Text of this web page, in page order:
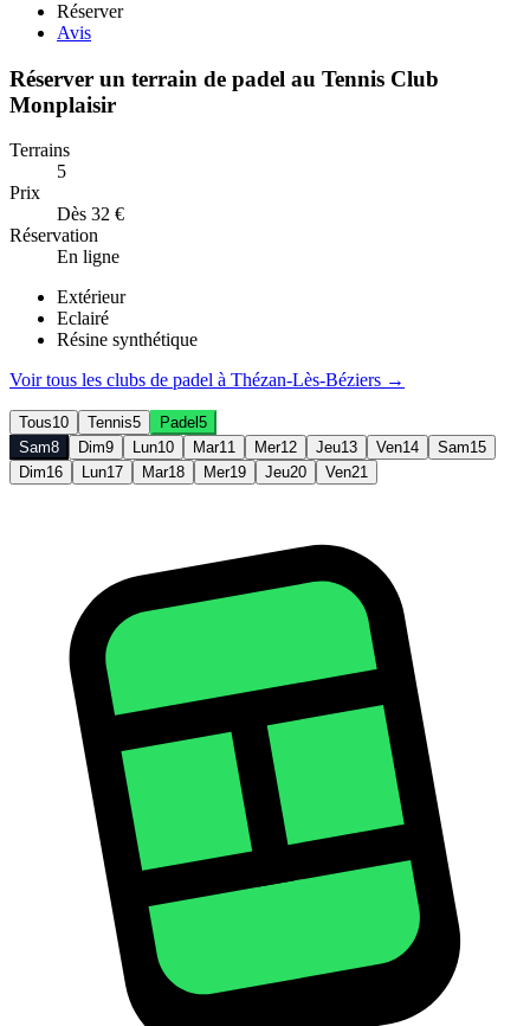
Réserver
Avis
Réserver un terrain de padel au Tennis Club
Monplaisir
Terrains
5
Prix
Dès 32 €
Réservation
En ligne
Extérieur
Eclairé
Résine synthétique
Voir tous les clubs de padel à Thézan-Lès-Béziers →
Tous10 Tennis5 Padel 5
Sam8 Dim9 Lun10 Mar11 Mer12 Jeu13 Ven14 Sam15
Dim16 Lun17 Mar18 Mer19 Jeu20 Ven21